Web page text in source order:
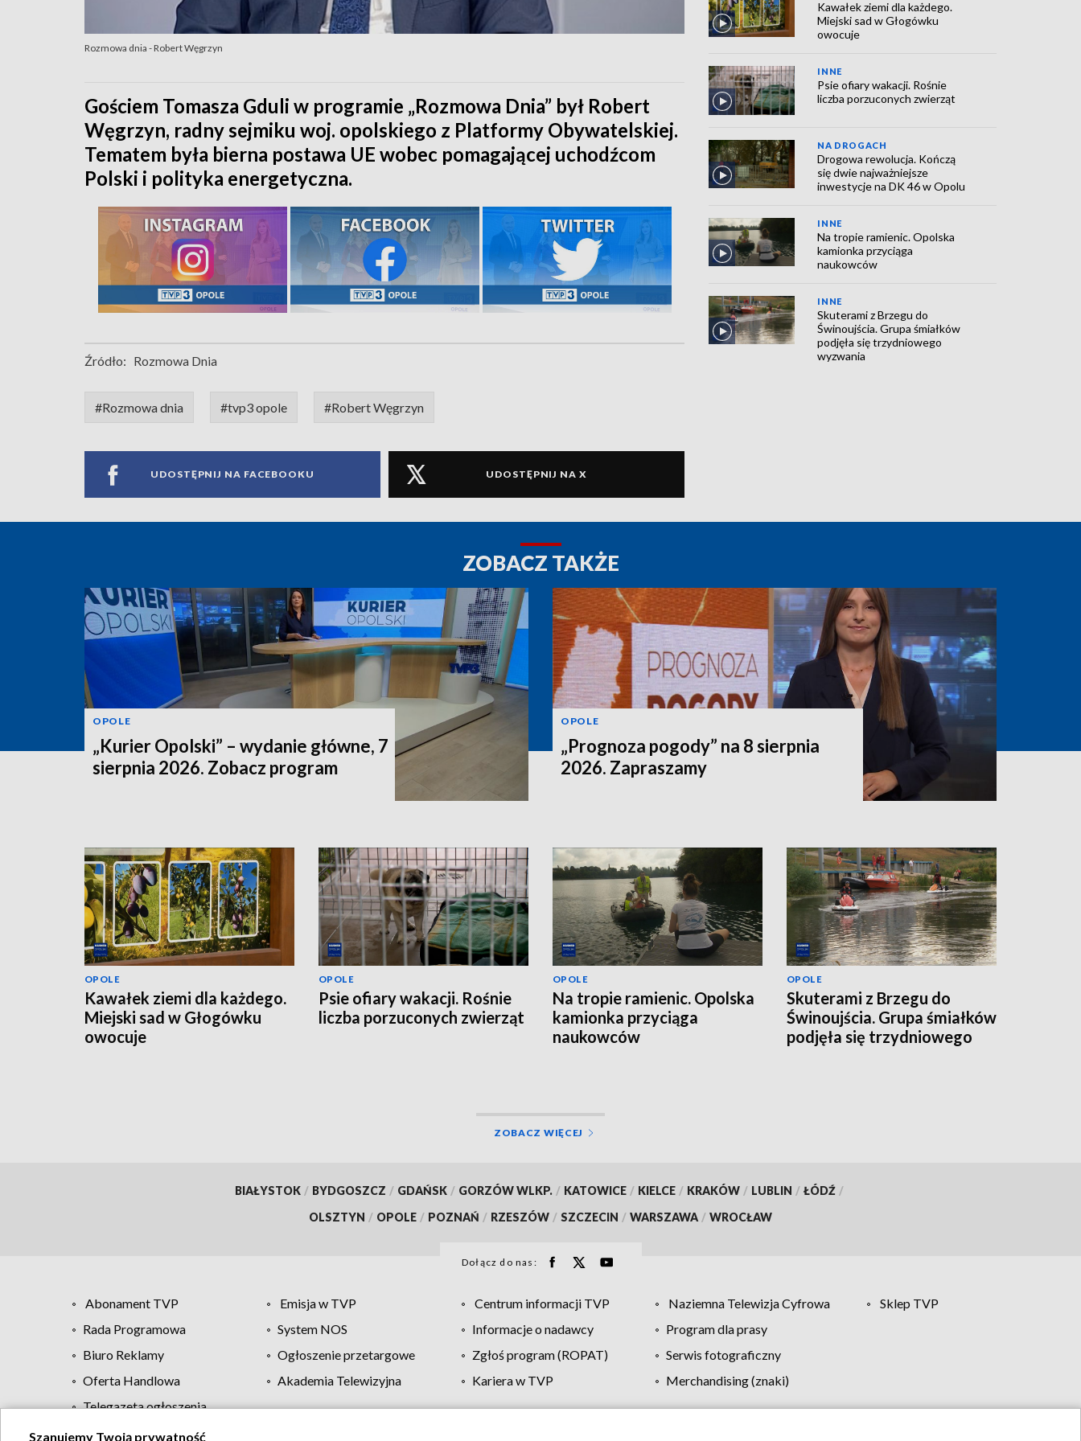
Rozmowa dnia - Robert Węgrzyn
Gościem Tomasza Gduli w programie „Rozmowa Dnia” był Robert
Węgrzyn, radny sejmiku woj. opolskiego z Platformy Obywatelskiej.
Tematem była bierna postawa UE wobec pomagającej uchodźcom
Polski i polityka energetyczna.
Źródło: Rozmowa Dnia
#Rozmowa dnia #tvp3 opole #Robert Węgrzyn
UDOSTĘPNIJ NA FACEBOOKU UDOSTĘPNIJ NA X
Kawałek ziemi dla każdego.
Miejski sad w Głogówku
owocuje
INNE
Psie ofiary wakacji. Rośnie
liczba porzuconych zwierząt
NA DROGACH
Drogowa rewolucja. Kończą
się dwie najważniejsze
inwestycje na DK 46 w Opolu
INNE
Na tropie ramienic. Opolska
kamionka przyciąga
naukowców
INNE
Skuterami z Brzegu do
Świnoujścia. Grupa śmiałków
podjęła się trzydniowego
wyzwania
ZOBACZ TAKŻE
OPOLE
„Kurier Opolski” – wydanie główne, 7
sierpnia 2026. Zobacz program
OPOLE
„Prognoza pogody” na 8 sierpnia
2026. Zapraszamy
OPOLE
Kawałek ziemi dla każdego.
Miejski sad w Głogówku
owocuje
OPOLE
Psie ofiary wakacji. Rośnie
liczba porzuconych zwierząt
OPOLE
Na tropie ramienic. Opolska
kamionka przyciąga
naukowców
OPOLE
Skuterami z Brzegu do
Świnoujścia. Grupa śmiałków
podjęła się trzydniowego
ZOBACZ WIĘCEJ
BIAŁYSTOK / BYDGOSZCZ / GDAŃSK / GORZÓW WLKP. / KATOWICE / KIELCE / KRAKÓW / LUBLIN / ŁÓDŹ /
OLSZTYN / OPOLE / POZNAŃ / RZESZÓW / SZCZECIN / WARSZAWA / WROCŁAW
Dołącz do nas:
Abonament TVP Emisja w TVP Centrum informacji TVP Naziemna Telewizja Cyfrowa
Sklep TVP
Rada Programowa
System NOS Informacje o nadawcy
Program dla prasy
Biuro Reklamy
Ogłoszenie przetargowe Zgłoś program (ROPAT)
Serwis fotograficzny
Oferta Handlowa
Akademia Telewizyjna Kariera w TVP
Merchandising (znaki)
Telegazeta ogłoszenia
Szanujemy Twoją prywatność